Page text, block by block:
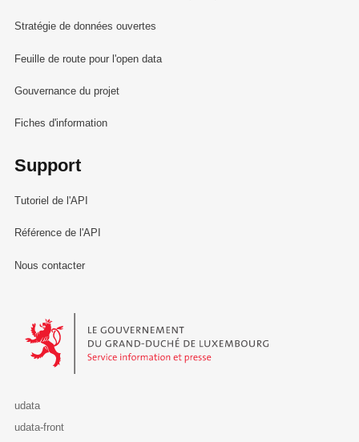
Stratégie de données ouvertes
Feuille de route pour l'open data
Gouvernance du projet
Fiches d'information
Support
Tutoriel de l'API
Référence de l'API
Nous contacter
Le Gouvernement du Grand-Duché de Luxembourg - Service
udata
udata-front